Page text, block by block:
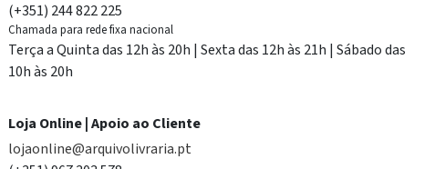
(+351) 244 822 225
Chamada para rede fixa nacional
Terça a Quinta das 12h às 20h | Sexta das 12h às 21h | Sábado das
10h às 20h
Loja Online | Apoio ao Cliente
lojaonline@arquivolivraria.pt